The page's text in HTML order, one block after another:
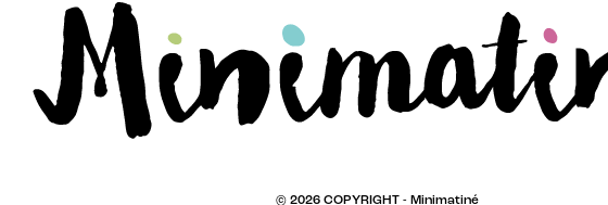
© 2026 COPYRIGHT - Minimatiné